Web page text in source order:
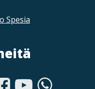
Spesia